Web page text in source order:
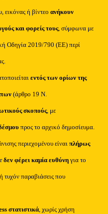
εικόνας ή βίντεοανήκουν
και φορείς τους, σύμφωνα με
Οδηγία 2019/790 (ΕΕ) περί
εντός των ορίων της
(άρθρο 19 Ν.
σκοπούς, με
προς το αρχικό δημοσίευμα.
περιεχομένου είναιπλήρως
δεν φέρει καμία ευθύνη για το
τυχόν παραβιάσεις που
στατιστικά, χωρίς χρήση